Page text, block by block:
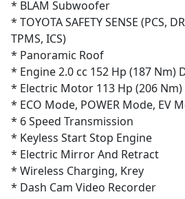
* BLAM Subwoofer
* TOYOTA SAFETY SENSE (PCS,
TPMS, ICS)
* Panoramic Roof
* Engine 2.0 cc 152 Hp (187 Nm)
* Electric Motor 113 Hp (206 Nm)
* ECO Mode, POWER Mode, EV
* 6 Speed Transmission
* Keyless Start Stop Engine
* Electric Mirror And Retract
* Wireless Charging, Krey
* Dash Cam Video Recorder